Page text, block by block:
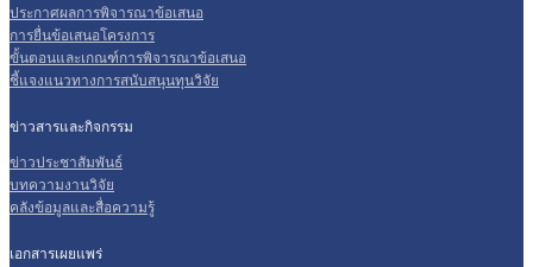
ประกาศผลการพิจารณาข้อเสนอ
การยื่นข้อเสนอโครงการ
ขั้นตอนและเกณฑ์การพิจารณาข้อเสนอ
ชี้แจงแนวทางการสนับสนุนทุนวิจัย
ข่าวสารและกิจกรรม
ข่าวประชาสัมพันธ์
บทความงานวิจัย
คลังข้อมูลและสื่อความรู้
เอกสารเผยแพร่